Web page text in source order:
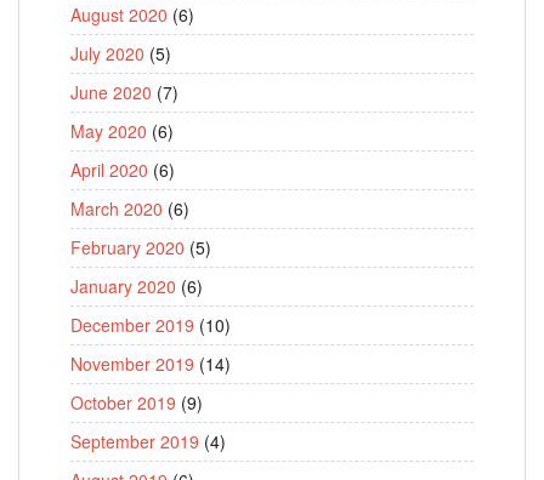
August 2020 (6)
July 2020 (5)
June 2020 (7)
May 2020 (6)
April 2020 (6)
March 2020 (6)
February 2020 (5)
January 2020 (6)
December 2019 (10)
November 2019 (14)
October 2019 (9)
September 2019 (4)